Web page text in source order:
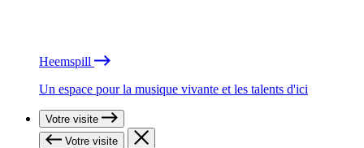
Heemspill
Un espace pour la musique vivante et les talents d'ici
Votre visite
Votre visite